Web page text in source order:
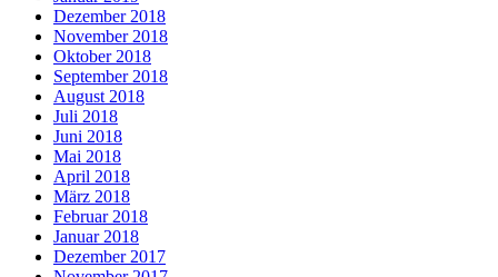
Dezember 2018
November 2018
Oktober 2018
September 2018
August 2018
Juli 2018
Juni 2018
Mai 2018
April 2018
März 2018
Februar 2018
Januar 2018
Dezember 2017